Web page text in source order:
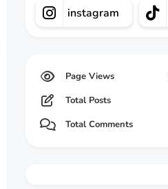
instagram
Total Posts
Total Comments